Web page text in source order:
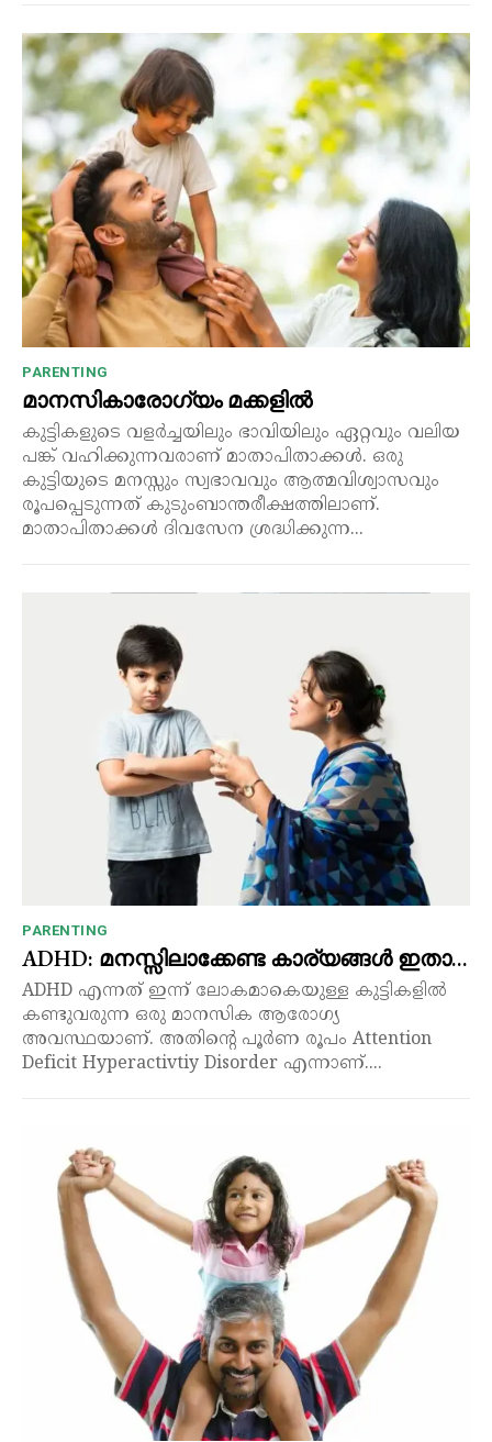
PARENTING
മാനസികാരോഗ്യം മക്കളിൽ
കുട്ടികളുടെ വളർച്ചയിലും ഭാവിയിലും ഏറ്റവും വലിയ
പങ്ക് വഹിക്കുന്നവരാണ് മാതാപിതാക്കൾ. ഒരു
കുട്ടിയുടെ മനസ്സും സ്വഭാവവും ആത്മവിശ്വാസവും
രൂപപ്പെടുന്നത് കുടുംബാന്തരീക്ഷത്തിലാണ്.
മാതാപിതാക്കൾ ദിവസേന ശ്രദ്ധിക്കുന്ന...
PARENTING
ADHD: മനസ്സിലാക്കേണ്ട കാര്യങ്ങൾ ഇതാ…
ADHD എന്നത് ഇന്ന് ലോകമാകെയുള്ള കുട്ടികളിൽ
കണ്ടുവരുന്ന ഒരു മാനസിക ആരോഗ്യ
അവസ്ഥയാണ്. അതിന്റെ പൂർണ രൂപം Attention
Deficit Hyperactivtiy Disorder എന്നാണ്....